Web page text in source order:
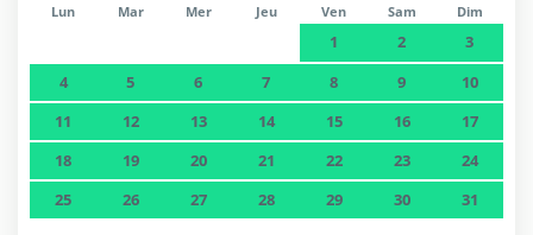
Lun Mar Mer Jeu Ven Sam Dim
1 2
3
4
5 6 7 8 9
10
11
12 13 14 15 16
17
18
19 20 21 22 23
24
25
26 27 28 29 30 31